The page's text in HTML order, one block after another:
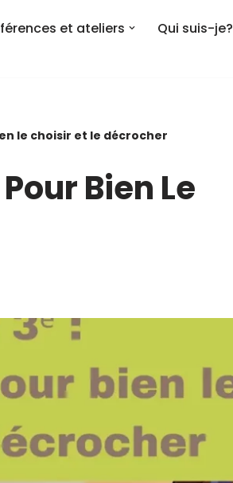
et ateliers Qui suis-je?
le choisir et le décrocher
Bien Le